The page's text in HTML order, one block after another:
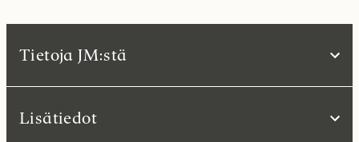
Tietoja JM:stä
Lisätiedot